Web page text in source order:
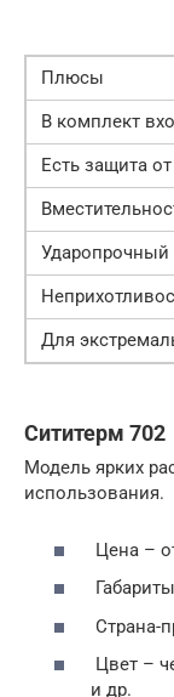
Плюсы
В комплект
Есть защита
Ударопрочный
Для
Сититерм 702
Модель ярких
использования.
Цена –
Страна-
Цвет –
и др.